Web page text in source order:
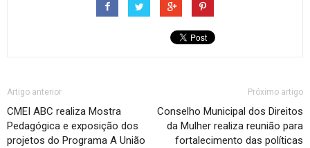
Artigo anterior
CMEI ABC realiza Mostra
Pedagógica e exposição dos
projetos do Programa A União
Próximo artigo
Conselho Municipal dos Direitos
da Mulher realiza reunião para
fortalecimento das políticas